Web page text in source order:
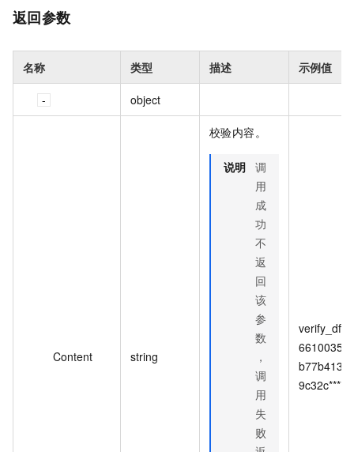
返回参数
名称 类型 描述 示例值
object
Content string
校验内容。
说明 调
用
成
功
不
返
回
该
参
数
，
调
用
失
败
6610035dc
9c32c****